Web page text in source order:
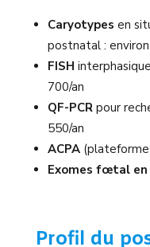
Caryotypes en
postnatal :
FISH
700/an
QF-PCRpour
550/an
ACPA(plateforme
Exomes fœtal
Profil du